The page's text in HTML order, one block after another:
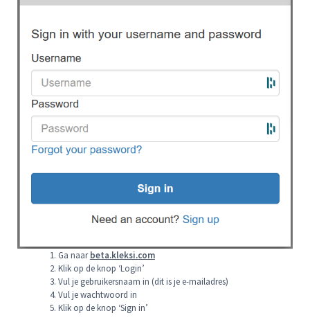
1. Ga naarbeta.kleksi.com
2. Klik op de knop ‘Login’
3. Vul je gebruikersnaam in (dit is je e-mailadres)
4. Vul je wachtwoord in
5. Klik op de knop ‘Sign in’